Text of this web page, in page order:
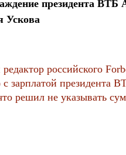
президента
Ускова
российского
с зарплатой президента
решил не указывать